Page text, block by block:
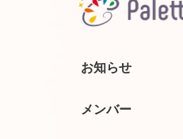
お知らせ
メンバー